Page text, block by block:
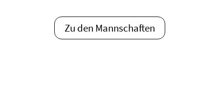
Zu den Mannschaften